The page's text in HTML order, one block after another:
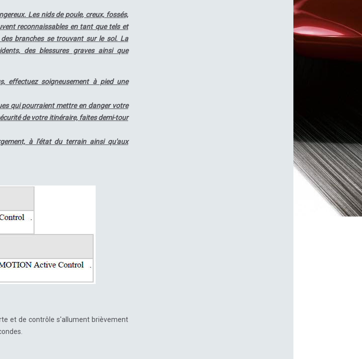
Les nids de poule, creux, fossés,
reconnaissables en tant que tels et
branches se trouvant sur le sol. La
des blessures graves ainsi que
effectuez soigneusement à pied une
qui pourraient mettre en danger votre
de votre itinéraire, faites demi-tour
à l'état du terrain ainsi qu'aux
et de contrôle s'allument brièvement